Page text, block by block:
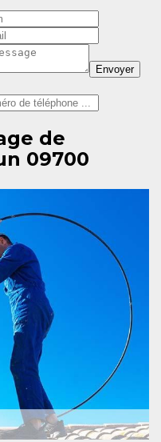
de
09700